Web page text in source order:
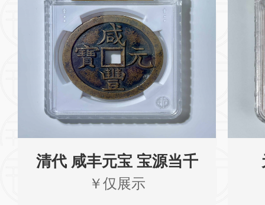
清代 咸丰元宝 宝源当千
￥仅展示